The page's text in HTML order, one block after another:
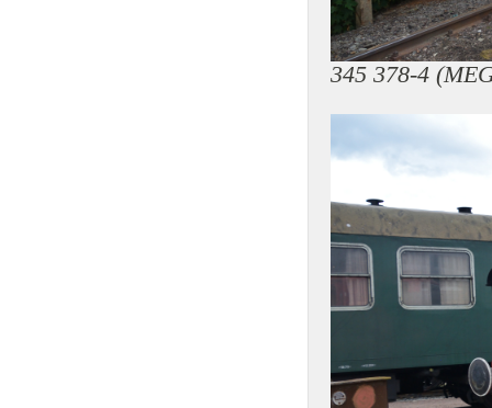
345 378-4